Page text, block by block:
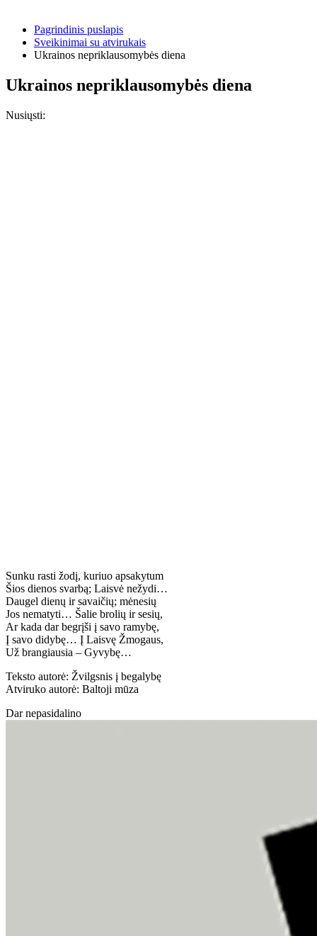
Pagrindinis puslapis
Sveikinimai su atvirukais
Ukrainos nepriklausomybės diena
Ukrainos nepriklausomybės diena
Nusiųsti:
Sunku rasti žodį, kuriuo apsakytum
Šios dienos svarbą; Laisvė nežydi…
Daugel dienų ir savaičių; mėnesių
Jos nematyti… Šalie brolių ir sesių,
Ar kada dar begrįši į savo ramybę,
Į savo didybę… Į Laisvę Žmogaus,
Už brangiausia – Gyvybę…
Teksto autorė: Žvilgsnis į begalybę
Atviruko autorė: Baltoji mūza
Dar nepasidalino